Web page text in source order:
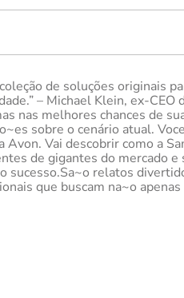
de soluções originais
– Michael Klein, ex-
nas melhores chances de
sobre o cenário atual.
Vai descobrir como a
de gigantes do mercado
relatos
que buscam na~o